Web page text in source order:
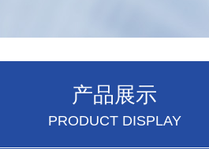
产品展示
PRODUCT DISPLAY